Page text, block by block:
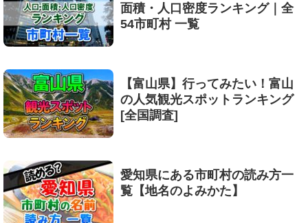
面積・人口密度ランキング｜全
54市町村 一覧
【富山県】行ってみたい！富山
の人気観光スポットランキング
[全国調査]
愛知県にある市町村の読み方一
覧【地名のよみかた】